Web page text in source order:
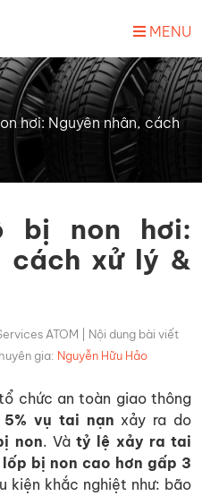
MENU
hơi: Nguyên nhân, cách
bị non hơi:
cách xử lý &
ATOM
| Nội dung bài viết
gia: Nguyễn Hữu Hảo
chức an toàn giao thông
5% vụ tai nạn xảy ra do
non. Vàtỷ lệ xảy ra tai
lốp bị non cao hơn gấp 3
kiện khắc nghiệt như: bão